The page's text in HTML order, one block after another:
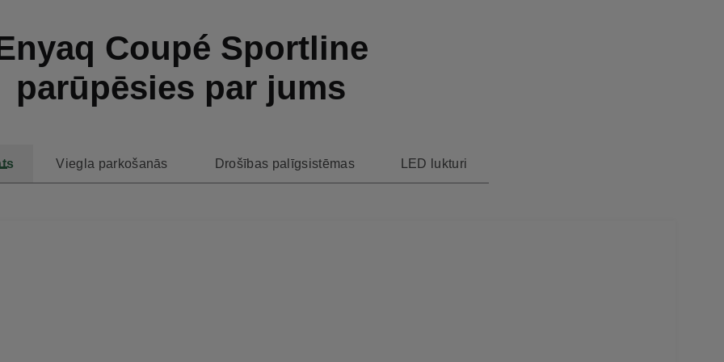
Coupé Sportline
parūpēsies par jums
Viegla parkošanās Drošības palīgsistēmas LED lukturi